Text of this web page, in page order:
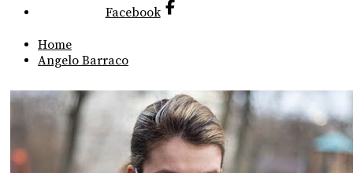
Facebook
Home
Angelo Barraco